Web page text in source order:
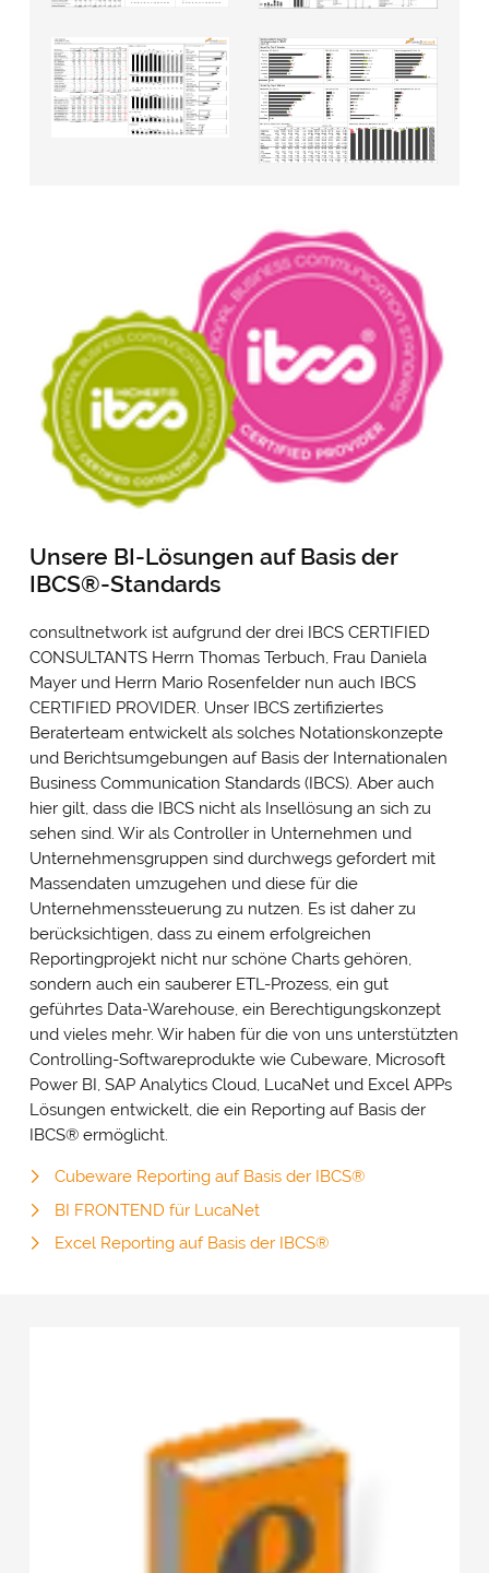
Unsere BI-Lösungen auf Basis der
IBCS®-Standards
consultnetwork ist aufgrund der drei IBCS CERTIFIED
CONSULTANTS Herrn Thomas Terbuch, Frau Daniela
Mayer und Herrn Mario Rosenfelder nun auch IBCS
CERTIFIED PROVIDER. Unser IBCS zertifiziertes
Beraterteam entwickelt als solches Notationskonzepte
und Berichtsumgebungen auf Basis der Internationalen
Business Communication Standards (IBCS). Aber auch
hier gilt, dass die IBCS nicht als Insellösung an sich zu
sehen sind. Wir als Controller in Unternehmen und
Unternehmensgruppen sind durchwegs gefordert mit
Massendaten umzugehen und diese für die
Unternehmenssteuerung zu nutzen. Es ist daher zu
berücksichtigen, dass zu einem erfolgreichen
Reportingprojekt nicht nur schöne Charts gehören,
sondern auch ein sauberer ETL-Prozess, ein gut
geführtes Data-Warehouse, ein Berechtigungskonzept
und vieles mehr. Wir haben für die von uns unterstützten
Controlling-Softwareprodukte wie Cubeware, Microsoft
Power BI, SAP Analytics Cloud, LucaNet und Excel APPs
Lösungen entwickelt, die ein Reporting auf Basis der
IBCS® ermöglicht.
Cubeware Reporting auf Basis der IBCS®
BI FRONTEND für LucaNet
Excel Reporting auf Basis der IBCS®
Cookie- & Datenschutz­einstellungen
Mit Ihrer Zustimmung möchten wir Google Analytics
(anonymisierte Besucherstatistik), Google Maps
(Routenplanung) und YouTube (Videos) auf unserer Website
einsetzen. Dabei werden Daten (z. B. Ihre IP-Adresse) an diese